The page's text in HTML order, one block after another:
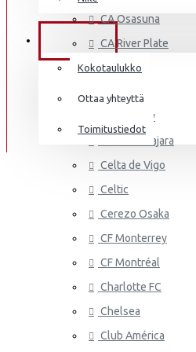
Italia
Mali
Meksiko
Marokko
Uusi-Seelanti
Nigeria
Frenkie de Jong
Mbappé
Donnarumma
A.Becker
Haaland
TIEDOT
Kokotaulukko
Ottaa yhteyttä
Toimitustiedot
CA Osasuna
CA River Plate
Cádiz CF
Cagliari
Cardiff City
CD Guadalajara
Celta de Vigo
Celtic
Cerezo Osaka
CF Monterrey
CF Montréal
Charlotte FC
Chelsea
Club América